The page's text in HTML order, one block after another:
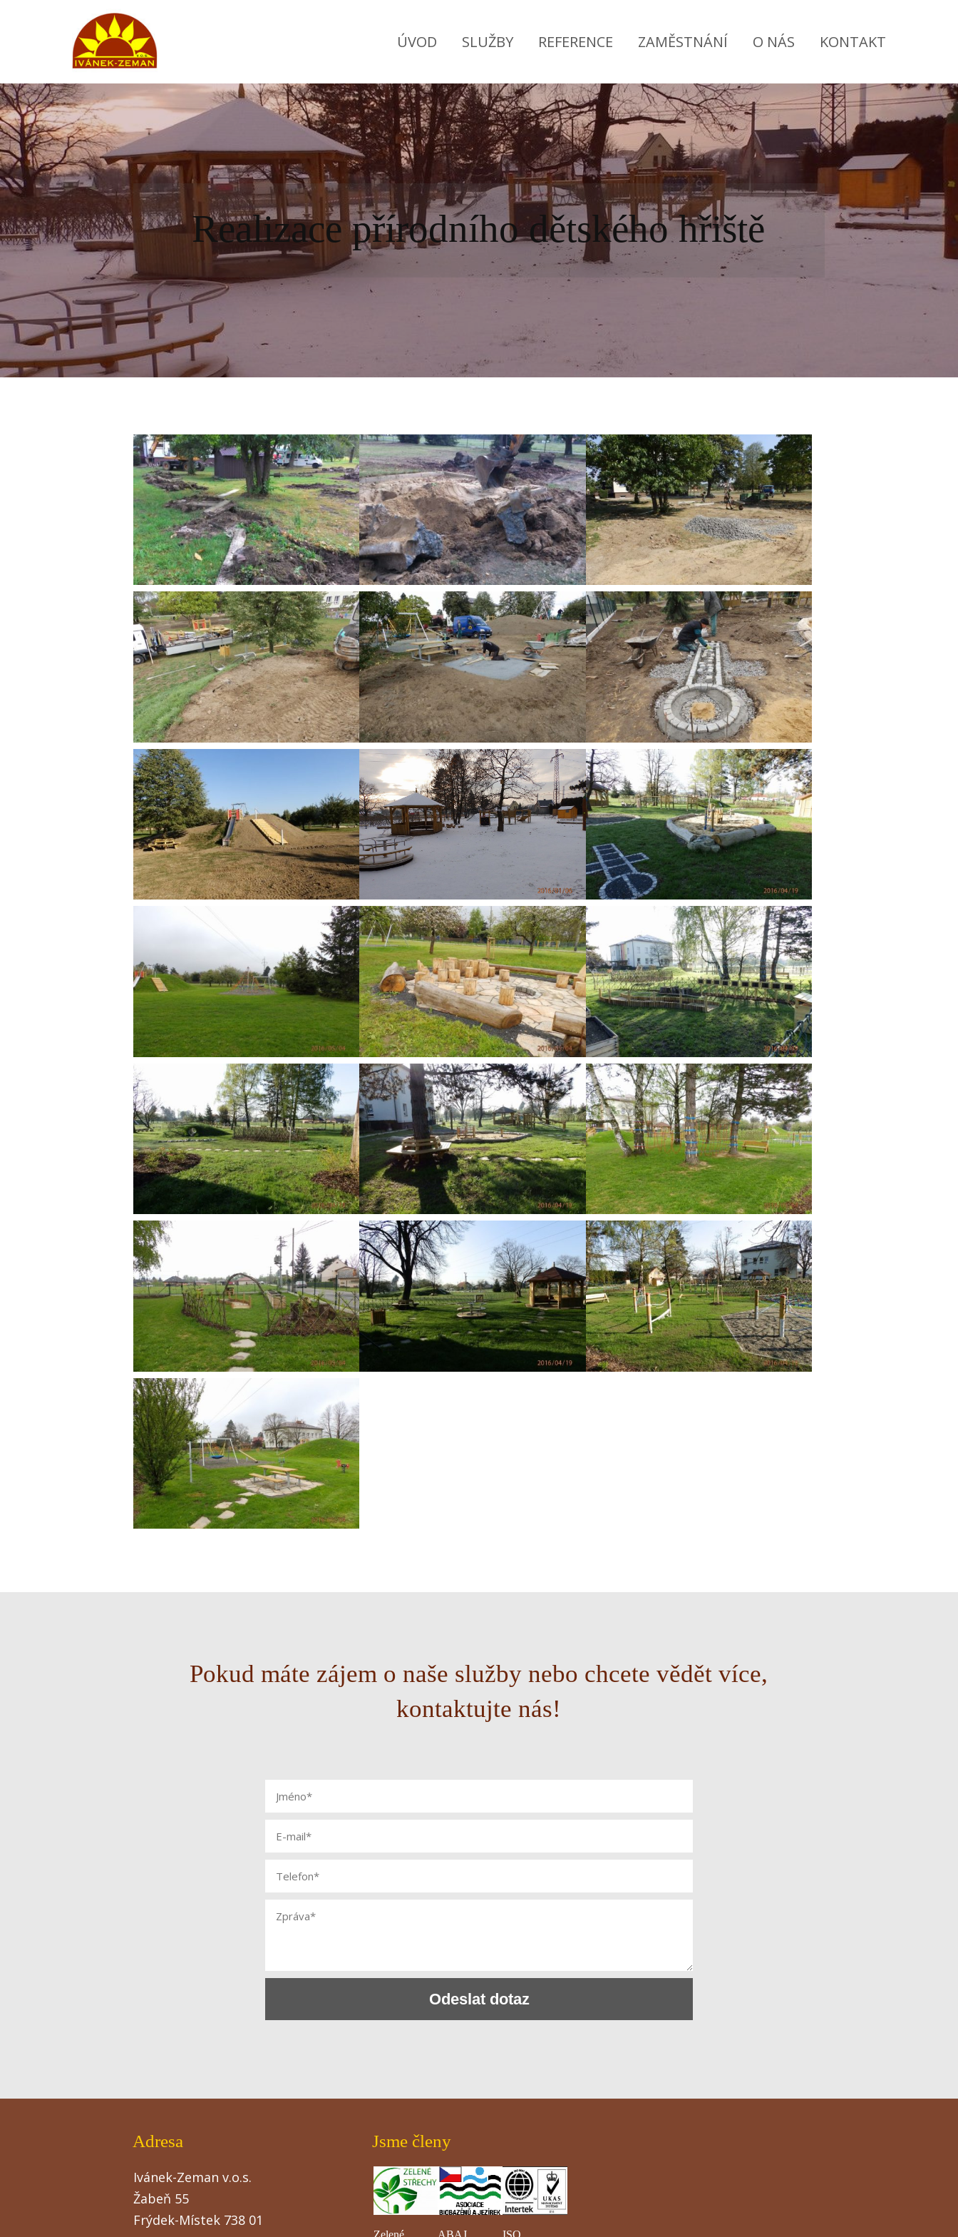
ÚVOD SLUŽBY REFERENCE ZAMĚSTNÁNÍ O NÁS KONTAKT
Realizace přírodního dětského hřiště
Pokud máte zájem o naše služby nebo chcete vědět více,
kontaktujte nás!
Odeslat dotaz
Adresa
Ivánek-Zeman v.o.s.
Žabeň 55
Frýdek-Místek 738 01
Jsme členy